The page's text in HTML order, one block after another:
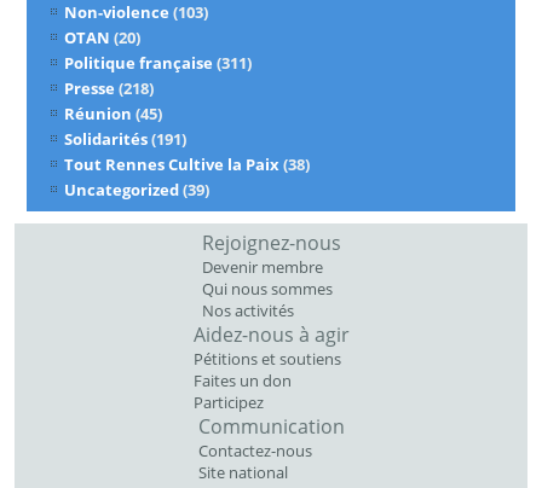
Non-violence (103)
OTAN (20)
Politique française (311)
Presse (218)
Réunion (45)
Solidarités(191)
Tout Rennes Cultive la Paix(38)
Uncategorized(39)
Rejoignez-nous
Devenir membre
Qui nous sommes
Nos activités
Aidez-nous à agir
Pétitions et soutiens
Faites un don
Participez
Communication
Contactez-nous
Site national